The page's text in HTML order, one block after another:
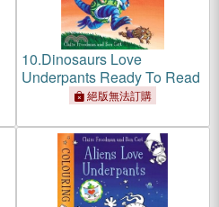
10.Dinosaurs Love
Underpants Ready To Read
絕版無法訂購